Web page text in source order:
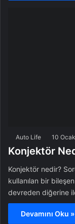
Auto Life 10
Konjektör
Konjektör nedir?
kullanılan bir
devreden diğerine
Devamını Oku »